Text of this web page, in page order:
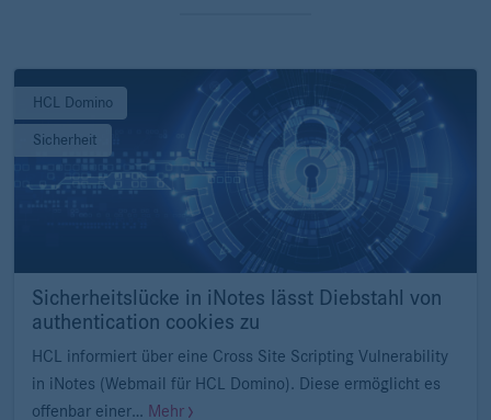
HCL Domino
Sicherheit
Sicherheitslücke in iNotes lässt Diebstahl von
authentication cookies zu
HCL informiert über eine Cross Site Scripting Vulnerability
in iNotes (Webmail für HCL Domino). Diese ermöglicht es
offenbar einer… Mehr